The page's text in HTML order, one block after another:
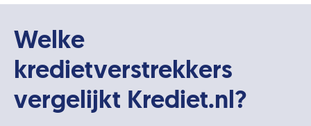
Welke
kredietverstrekkers
vergelijkt Krediet.nl?